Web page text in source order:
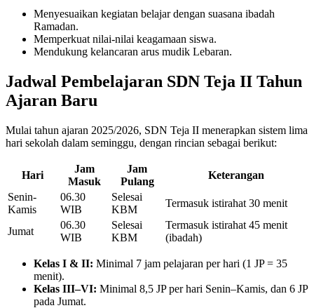
Menyesuaikan kegiatan belajar dengan suasana ibadah
Ramadan.
Memperkuat nilai-nilai keagamaan siswa.
Mendukung kelancaran arus mudik Lebaran.
Jadwal Pembelajaran SDN Teja II Tahun
Ajaran Baru
Mulai tahun ajaran 2025/2026, SDN Teja II menerapkan sistem lima
hari sekolah dalam seminggu, dengan rincian sebagai berikut:
Hari
Jam
Masuk
Jam
Pulang
Keterangan
Senin-
Kamis
06.30
WIB
Selesai
KBM
Termasuk istirahat 30 menit
Jumat
06.30
WIB
Selesai
KBM
Termasuk istirahat 45 menit
(ibadah)
Kelas I & II: Minimal 7 jam pelajaran per hari (1 JP = 35
menit).
Kelas III–VI: Minimal 8,5 JP per hari Senin–Kamis, dan 6 JP
pada Jumat.